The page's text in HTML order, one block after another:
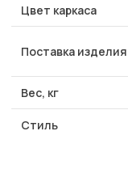
Цвет каркаса
Поставка изделия
Вес, кг
Стиль